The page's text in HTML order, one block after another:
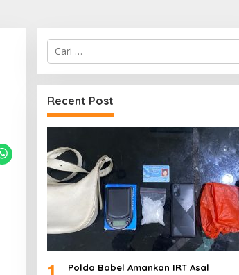
Cari
untuk:
Recent Post
Polda Babel Amankan IRT Asal